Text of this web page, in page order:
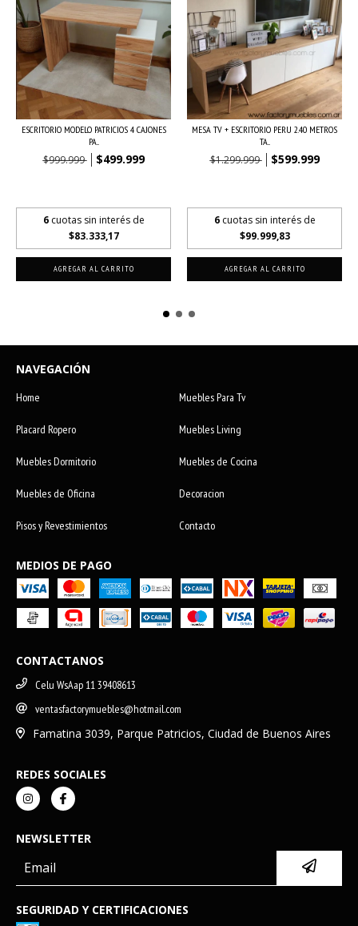
ESCRITORIO MODELO PATRICIOS 4 CAJONES
PA...
$999.999 $499.999
6 cuotas sin interés de
$83.333,17
MESA TV + ESCRITORIO PERU 2.40 METROS
TA...
$1.299.999 $599.999
6 cuotas sin interés de
$99.999,83
NAVEGACIÓN
Home Muebles Para Tv
Placard Ropero Muebles Living
Muebles Dormitorio Muebles de Cocina
Muebles de Oficina Decoracion
Pisos y Revestimientos Contacto
MEDIOS DE PAGO
CONTACTANOS
Celu WsAap 11 39408613
ventasfactorymuebles@hotmail.com
Famatina 3039, Parque Patricios, Ciudad de Buenos Aires
REDES SOCIALES
NEWSLETTER
SEGURIDAD Y CERTIFICACIONES